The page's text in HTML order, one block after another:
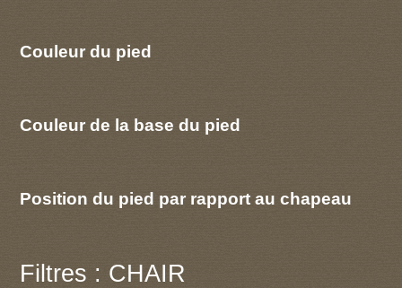
Couleur du pied
Couleur de la base du pied
Position du pied par rapport au chapeau
Filtres : CHAIR